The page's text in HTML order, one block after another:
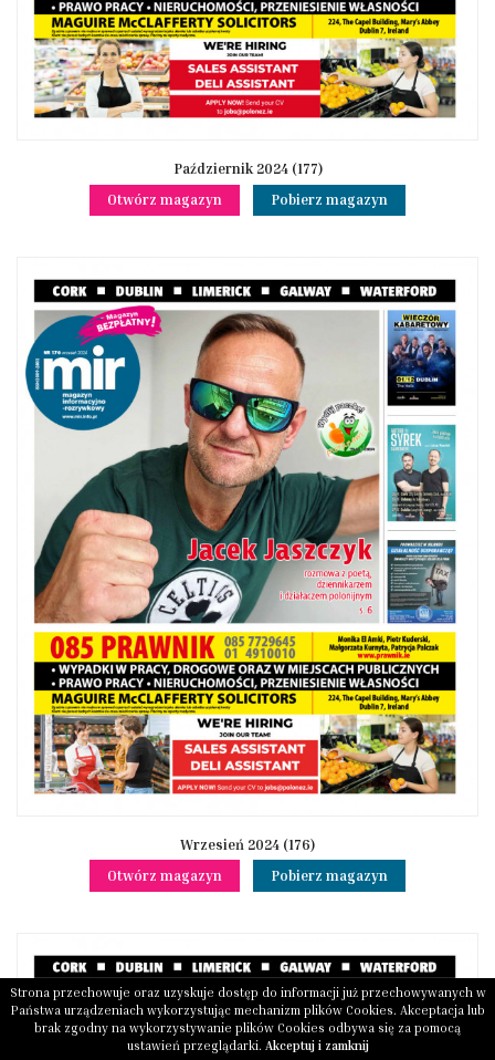
Październik 2024 (177)
Otwórz magazyn
Pobierz magazyn
Wrzesień 2024 (176)
Otwórz magazyn
Pobierz magazyn
Strona przechowuje oraz uzyskuje dostęp do informacji już przechowywanych w
Państwa urządzeniach wykorzystując mechanizm plików Cookies. Akceptacja lub
brak zgodny na wykorzystywanie plików Cookies odbywa się za pomocą
ustawień przeglądarki. Akceptuj i zamknij